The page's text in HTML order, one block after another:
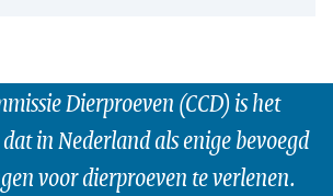
Dierproeven (CCD) is het
in Nederland als enige bevoegd
voor dierproeven te verlenen.